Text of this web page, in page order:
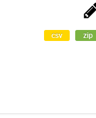
csv zip